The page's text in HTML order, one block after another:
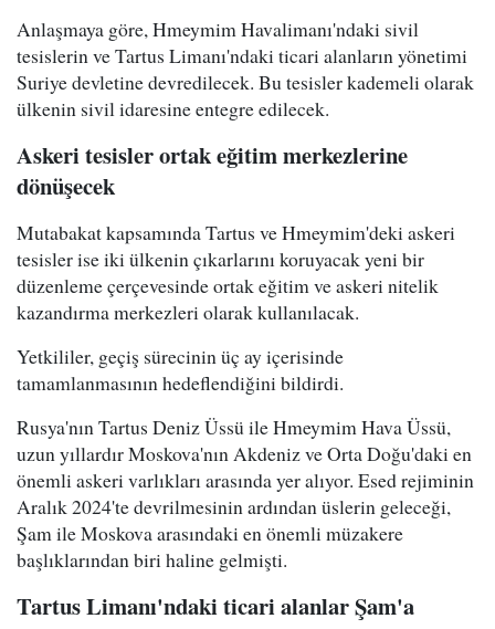
Anlaşmaya göre, Hmeymim Havalimanı'ndaki sivil
tesislerin ve Tartus Limanı'ndaki ticari alanların yönetimi
Suriye devletine devredilecek. Bu tesisler kademeli olarak
ülkenin sivil idaresine entegre edilecek.
Askeri tesisler ortak eğitim merkezlerine
dönüşecek
Mutabakat kapsamında Tartus ve Hmeymim'deki askeri
tesisler ise iki ülkenin çıkarlarını koruyacak yeni bir
düzenleme çerçevesinde ortak eğitim ve askeri nitelik
kazandırma merkezleri olarak kullanılacak.
Yetkililer, geçiş sürecinin üç ay içerisinde
tamamlanmasının hedeflendiğini bildirdi.
Rusya'nın Tartus Deniz Üssü ile Hmeymim Hava Üssü,
uzun yıllardır Moskova'nın Akdeniz ve Orta Doğu'daki en
önemli askeri varlıkları arasında yer alıyor. Esed rejiminin
Aralık 2024'te devrilmesinin ardından üslerin geleceği,
Şam ile Moskova arasındaki en önemli müzakere
başlıklarından biri haline gelmişti.
Tartus Limanı'ndaki ticari alanlar Şam'a